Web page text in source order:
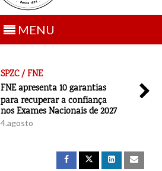
Toggle
navigation
MENU
SPZC / FNE
FNE apresenta 10 garantias
para recuperar a confiança
nos Exames Nacionais de 2027
4.agosto